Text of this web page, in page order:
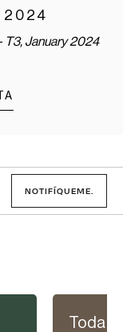
2024
T3, January 2024
NOTIFÍQUEME.
Toda